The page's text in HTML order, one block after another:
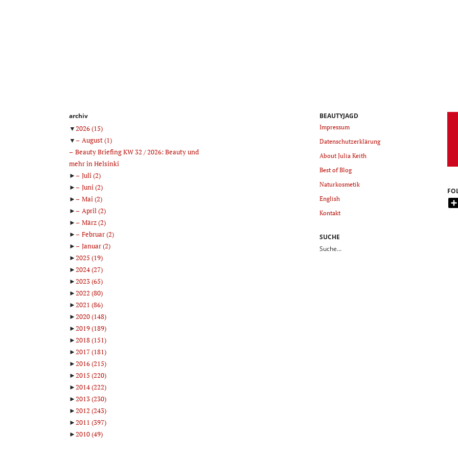
archiv
▼2026(15)
▼
August(1)
Beauty Briefing KW 32 / 2026: Beauty und
mehr in Helsinki
►
Juli(2)
►
Juni(2)
►
Mai(2)
►
April(2)
►
März(2)
►
Februar(2)
►
Januar(2)
►2025 (19)
►2024(27)
►2023(65)
►2022 (80)
►2021 (86)
►2020(148)
►2019(189)
►2018(151)
►2017(181)
►2016(215)
►2015 (220)
►2014(222)
►2013(230)
►2012 (243)
►2011 (397)
►2010(49)
BEAUTYJAGD
Impressum
Datenschutzerklärung
About Julia Keith
Best of Blog
Naturkosmetik
English
Kontakt
SUCHE